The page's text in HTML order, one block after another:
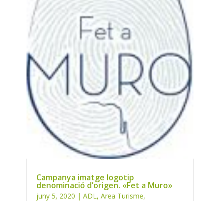
Campanya imatge logotip
denominació d’origen. «Fet a Muro»
juny 5, 2020 | ADL, Area Turisme,